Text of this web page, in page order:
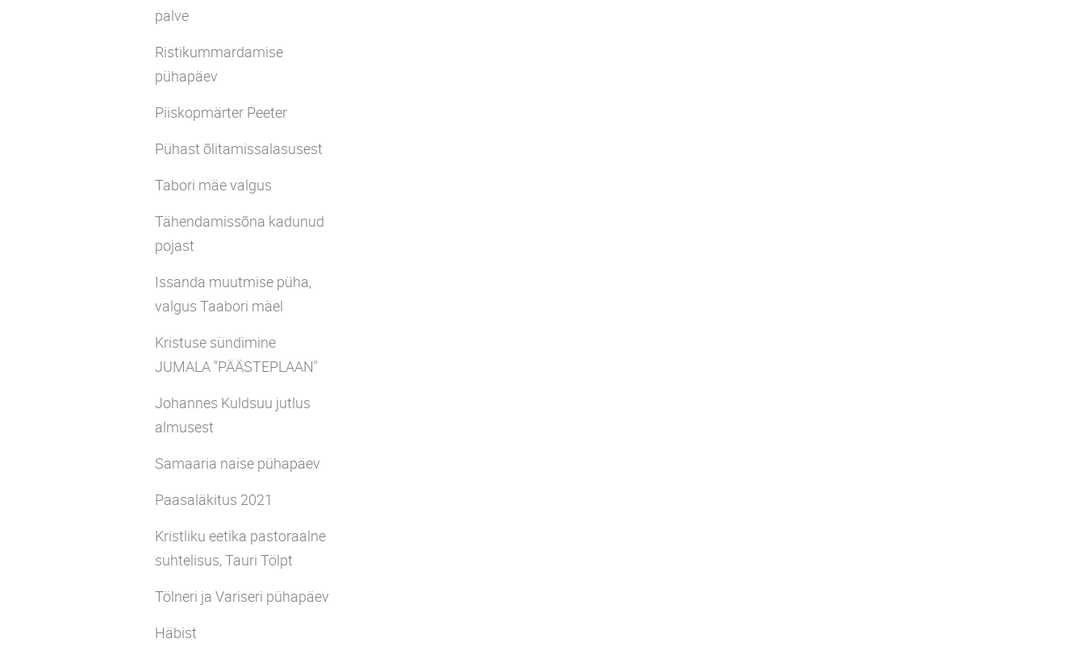
palve
Ristikummardamise
pühapäev
Piiskopmärter Peeter
Pühast õlitamissalasusest
Tabori mäe valgus
Tähendamissõna kadunud
pojast
Issanda muutmise püha,
valgus Taabori mäel
Kristuse sündimine
JUMALA "PÄÄSTEPLAAN"
Johannes Kuldsuu jutlus
almusest
Samaaria naise pühapäev
Paasaläkitus 2021
Kristliku eetika pastoraalne
suhtelisus, Tauri Tölpt
Tölneri ja Variseri pühapäev
Häbist